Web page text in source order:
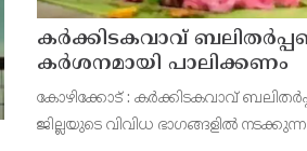
കര്‍ക്കിടകവാവ്
കര്‍ശനമായി പാലിക്കണം
കോഴിക്കോട് : കര്‍ക്കിടകവാവ്
ജില്ലയുടെ വിവിധ ഭാഗങ്ങളില്‍